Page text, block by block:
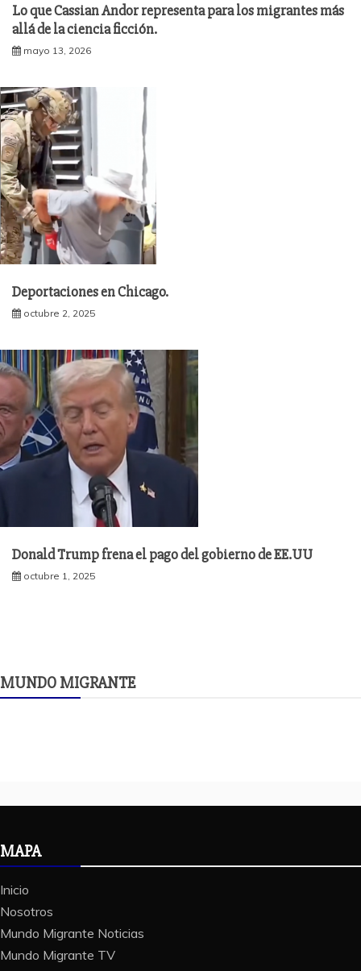
Lo que Cassian Andor representa para los migrantes más
allá de la ciencia ficción.
mayo 13, 2026
Deportaciones en Chicago.
octubre 2, 2025
Donald Trump frena el pago del gobierno de EE.UU
octubre 1, 2025
MUNDO MIGRANTE
MAPA
Inicio
Nosotros
Mundo Migrante Noticias
Mundo Migrante TV